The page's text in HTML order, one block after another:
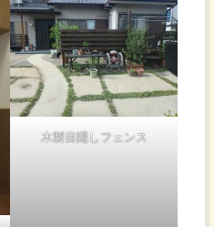
木製目隠しフェンス